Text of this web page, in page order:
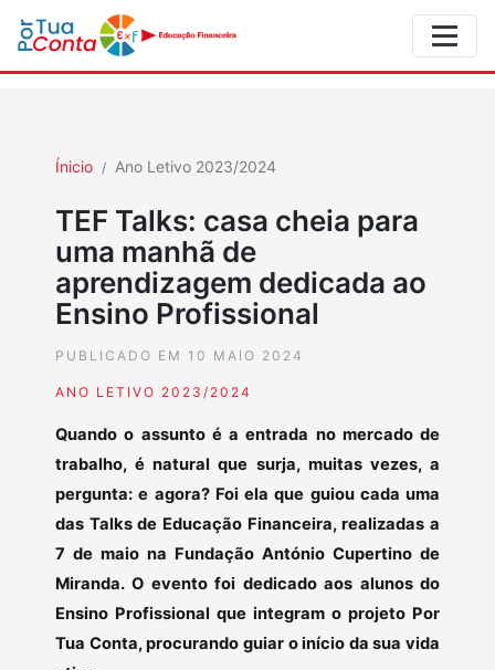
Ínicio Ano Letivo 2023/2024
TEF Talks: casa cheia para
uma manhã de
aprendizagem dedicada ao
Ensino Profissional
PUBLICADO EM 10 MAIO 2024
ANO LETIVO 2023/2024
Quando o assunto é a entrada no mercado de
trabalho, é natural que surja, muitas vezes, a
pergunta: e agora? Foi ela que guiou cada uma
das Talks de Educação Financeira, realizadas a
7 de maio na Fundação António Cupertino de
Miranda. O evento foi dedicado aos alunos do
Ensino Profissional que integram o projeto Por
Tua Conta, procurando guiar o início da sua vida